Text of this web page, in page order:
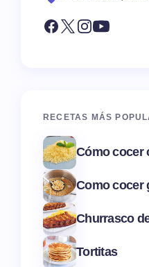
RECETAS MÁS
Cómo cocer
Como cocer
Churrasco
Tortitas